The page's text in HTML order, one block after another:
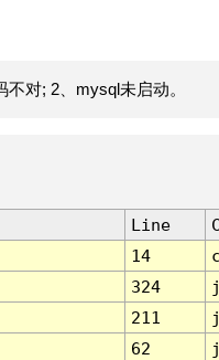
对; 2、mysql未启动。
Line
14
324
211
62